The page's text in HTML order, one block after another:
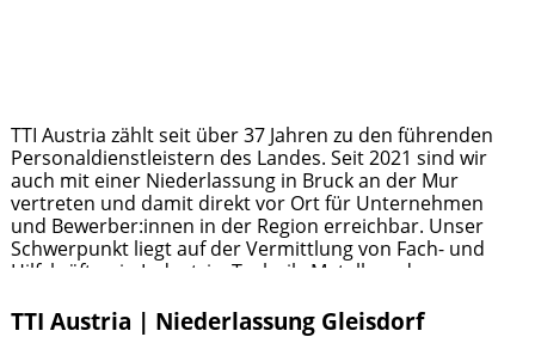
TTI Austria zählt seit über 37 Jahren zu den führenden
Personaldienstleistern des Landes. Seit 2021 sind wir
auch mit einer Niederlassung in Bruck an der Mur
vertreten und damit direkt vor Ort für Unternehmen
und Bewerber:innen in der Region erreichbar. Unser
Schwerpunkt liegt auf der Vermittlung von Fach- und
Hilfskräften in Industrie, Technik, Metall- und
Weiterlesen …
TTI Austria | Niederlassung Gleisdorf